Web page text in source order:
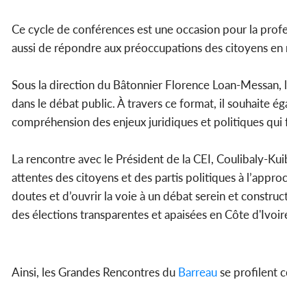
Ce cycle de conférences est une occasion pour la
aussi de répondre aux préoccupations des citoyens
Sous la direction du Bâtonnier Florence Loan-Messan,
dans le débat public. À travers ce format, il souhaite
compréhension des enjeux juridiques et politiques
La rencontre avec le Président de la CEI, Coulibaly-
attentes des citoyens et des partis politiques à
doutes et d’ouvrir la voie à un débat serein et
des élections transparentes et apaisées en Côte
Ainsi, les Grandes Rencontres du Barreause profilent